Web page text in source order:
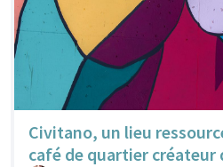
Civitano, un lieu
café de quartier créateur